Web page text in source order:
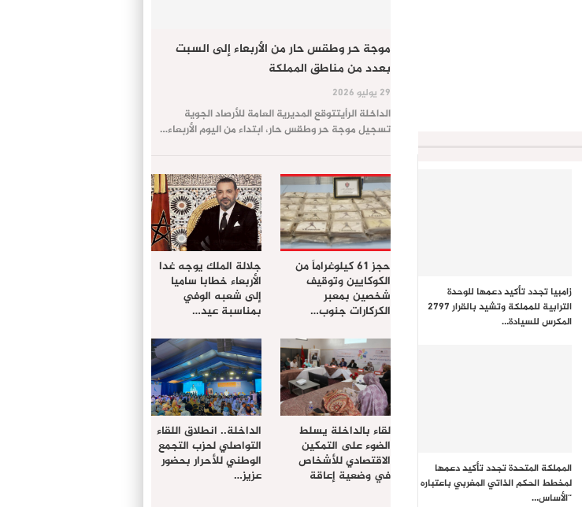
زامبيا تجدد تأكيد دعمها للوحدة
الترابية للمملكة وتشيد بالقرار 2797
المكرس للسيادة…
المملكة المتحدة تجدد تأكيد دعمها
لمخطط الحكم الذاتي المغربي باعتباره
“الأساس…
موجة حر وطقس حار من الأربعاء إلى السبت
بعدد من مناطق المملكة
29 يوليو 2026
الداخلة الرأيتتوقع المديرية العامة للأرصاد الجوية
تسجيل موجة حر وطقس حار، ابتداء من اليوم الأربعاء…
حجز 61 كيلوغراماً من
الكوكايين وتوقيف
شخصين بمعبر
الكركارات جنوب…
جلالة الملك يوجه غدا
الأربعاء خطابا ساميا
إلى شعبه الوفي
بمناسبة عيد…
لقاء بالداخلة يسلط
الضوء على التمكين
الاقتصادي للأشخاص
في وضعية إعاقة
الداخلة.. انطلاق اللقاء
التواصلي لحزب التجمع
الوطني للأحرار بحضور
عزيز…